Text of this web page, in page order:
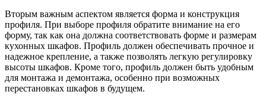
Вторым важным аспектом является форма и конструкция
профиля. При выборе профиля обратите внимание на его
форму, так как она должна соответствовать форме и размерам
кухонных шкафов. Профиль должен обеспечивать прочное и
надежное крепление, а также позволять легкую регулировку
высоты шкафов. Кроме того, профиль должен быть удобным
для монтажа и демонтажа, особенно при возможных
перестановках шкафов в будущем.